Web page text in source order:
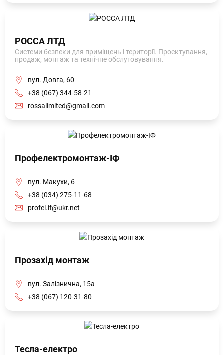
РОССА ЛТД
Системи безпеки для приміщень і території. Проектування,
продаж, монтаж та технічне обслуговування.
вул. Довга, 60
+38 (067) 344-58-21
rossalimited@gmail.com
Профелектромонтаж-ІФ
вул. Макухи, 6
+38 (034) 275-11-68
profel.if@ukr.net
Прозахід монтаж
вул. Залізнична, 15а
+38 (067) 120-31-80
Тесла-електро